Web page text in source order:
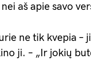
aš apie savo
ne tik kvepia –
ji. – „Ir jokių